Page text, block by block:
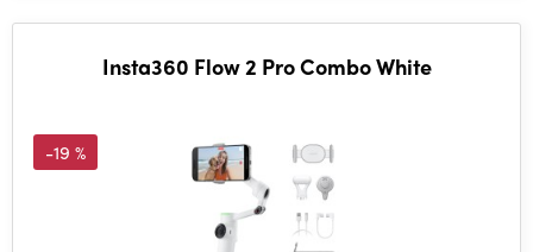
Insta360 Flow 2 Pro Combo White
-19 %